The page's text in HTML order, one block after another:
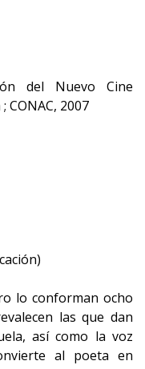
del Nuevo Cine
2007
lo conforman ocho
las que dan
así como la voz
al poeta en